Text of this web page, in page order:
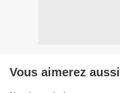
Vous aimerez aussi